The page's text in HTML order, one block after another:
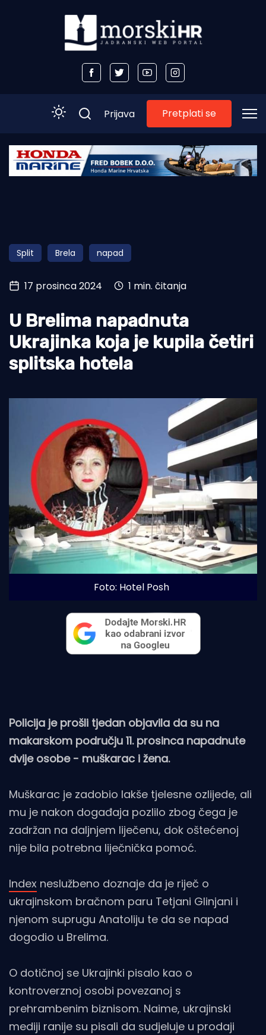
Početna
Obala
Otoci
Turizam i nautika
Pomorstvo
Ribolov
Ekologija
Prijava Pretplati se
Split Brela napad
17 prosinca 2024 1 min. čitanja
U Brelima napadnuta
Ukrajinka koja je kupila četiri
splitska hotela
Foto: Hotel Posh
Policija je prošli tjedan objavila da su na
makarskom području 11. prosinca napadnute
dvije osobe - muškarac i žena.
Muškarac je zadobio lakše tjelesne ozlijede, ali
mu je nakon događaja pozlilo zbog čega je
zadržan na daljnjem liječenu, dok oštećenoj
nije bila potrebna liječnička pomoć.
Index neslužbeno doznaje da je riječ o
ukrajinskom bračnom paru Tetjani Glinjani i
njenom suprugu Anatoliju te da se napad
dogodio u Brelima.
O dotičnoj se Ukrajinki pisalo kao o
kontroverznoj osobi povezanoj s
prehrambenim biznisom. Naime, ukrajinski
mediji ranije su pisali da sudjeluje u prodaji